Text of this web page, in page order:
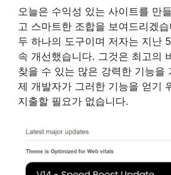
오늘은 수익성 있는 사이트를 만
고 스마트한 조합을 보여드리겠
두 하나의 도구이며 저자는 지난
속 개선했습니다. 그것은 최고의
찾을 수 있는 많은 강력한 기능을
제 개발자가 그러한 기능을 얻기
지출할 필요가 없습니다.